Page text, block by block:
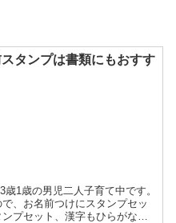
タンプは書類にもおすす
1歳の男児二人子育て中です。
、お名前つけにスタンプセッ
プセット、漢字もひらがなも